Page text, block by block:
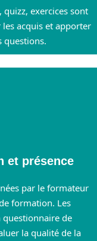
quizz, exercices sont
acquis et apporter
questions.
et présence
par le formateur
formation. Les
de
la qualité de la